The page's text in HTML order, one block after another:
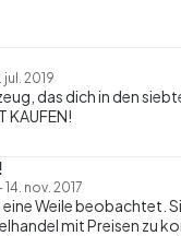
jul. 2019
das dich in den
KAUFEN!
14. nov. 2017
eine Weile beobachtet.
mit Preisen zu